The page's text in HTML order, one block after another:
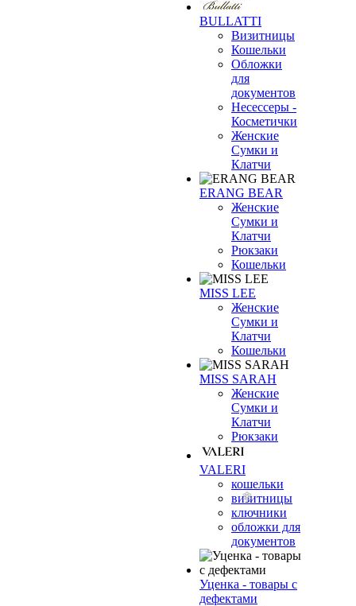
BULLATTI
Визитницы
Кошельки
Обложки
для
документов
Несессеры -
Косметички
Женские
Сумки и
Клатчи
ERANG BEAR
Женские
Сумки и
Клатчи
Рюкзаки
Кошельки
MISS LEE
Женские
Сумки и
Клатчи
Кошельки
MISS SARAH
Женские
Сумки и
Клатчи
Рюкзаки
VALERI
кошельки
визитницы
ключники
обложки для
документов
Уценка - товары с
дефектами